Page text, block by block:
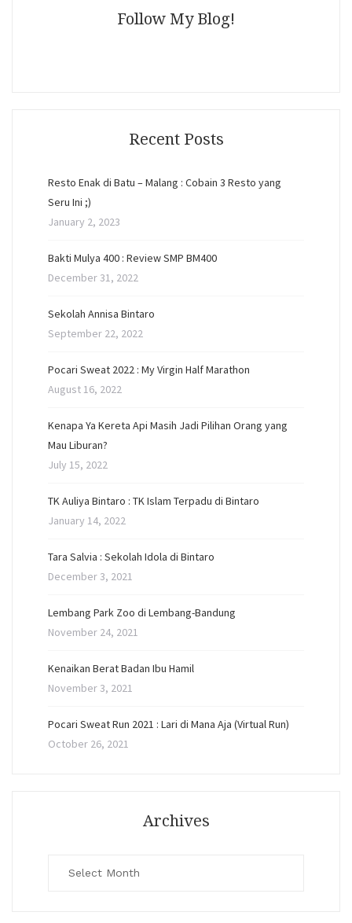
Follow My Blog!
Recent Posts
Resto Enak di Batu – Malang : Cobain 3 Resto yang
Seru Ini ;)
January 2, 2023
Bakti Mulya 400 : Review SMP BM400
December 31, 2022
Sekolah Annisa Bintaro
September 22, 2022
Pocari Sweat 2022 : My Virgin Half Marathon
August 16, 2022
Kenapa Ya Kereta Api Masih Jadi Pilihan Orang yang
Mau Liburan?
July 15, 2022
TK Auliya Bintaro : TK Islam Terpadu di Bintaro
January 14, 2022
Tara Salvia : Sekolah Idola di Bintaro
December 3, 2021
Lembang Park Zoo di Lembang-Bandung
November 24, 2021
Kenaikan Berat Badan Ibu Hamil
November 3, 2021
Pocari Sweat Run 2021 : Lari di Mana Aja (Virtual Run)
October 26, 2021
Archives